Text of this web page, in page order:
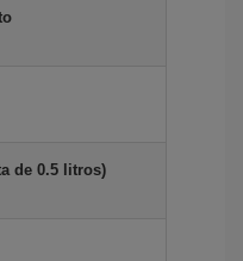
de 0.5 litros)